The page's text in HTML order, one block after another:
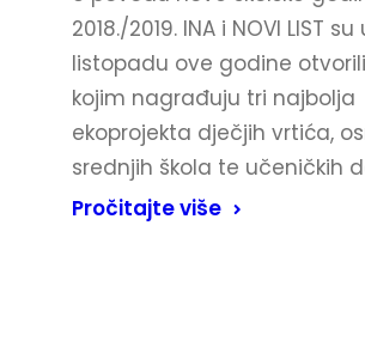
2018./2019. INA i NOVI LIST su
listopadu ove godine
kojim nagrađuju tri najbolja
ekoprojekta dječjih vrtića,
srednjih škola te učeničkih
Pročitajte više